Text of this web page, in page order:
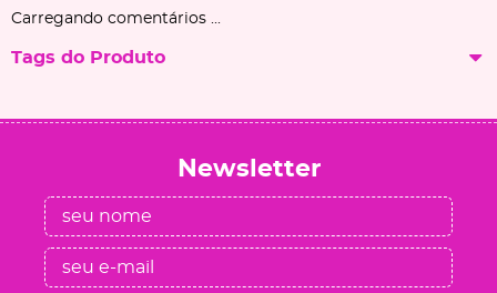
Carregando comentários ...
Tags do Produto
Newsletter